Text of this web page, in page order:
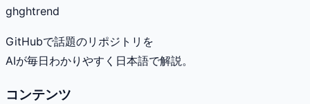
ghghtrend
GitHubで話題のリポジトリを
AIが毎日わかりやすく日本語で解説。
コンテンツ